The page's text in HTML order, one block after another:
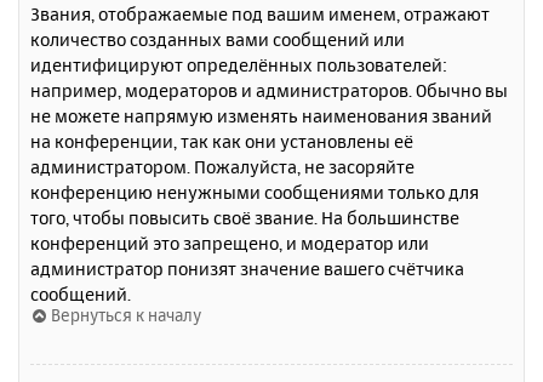
Звания, отображаемые под вашим именем, отражают
количество созданных вами сообщений или
идентифицируют определённых пользователей:
например, модераторов и администраторов. Обычно вы
не можете напрямую изменять наименования званий
на конференции, так как они установлены её
администратором. Пожалуйста, не засоряйте
конференцию ненужными сообщениями только для
того, чтобы повысить своё звание. На большинстве
конференций это запрещено, и модератор или
администратор понизят значение вашего счётчика
сообщений.
Вернуться к началу